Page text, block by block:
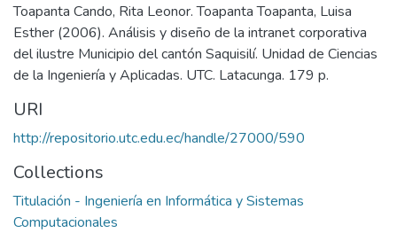
Toapanta Cando, Rita Leonor. Toapanta Toapanta, Luisa
Esther (2006). Análisis y diseño de la intranet corporativa
del ilustre Municipio del cantón Saquisilí. Unidad de Ciencias
de la Ingeniería y Aplicadas. UTC. Latacunga. 179 p.
URI
http://repositorio.utc.edu.ec/handle/27000/590
Collections
Titulación - Ingeniería en Informática y Sistemas
Computacionales